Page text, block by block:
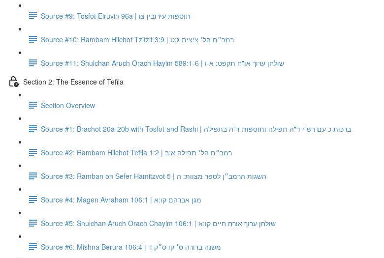
Source #9: Tosfot Eiruvin 96a | תוספות עירובין צו
Source #10: Rambam Hilchot Tzitzit 3:9 | רמב״ם הל׳ ציצית ג:ט
Source #11: Shulchan Aruch Orach Hayim 589:1-6 | שולחן ערוך או"ח תקפט: א-ו
Section 2: The Essence of Tefila
Section Overview
Source #1: Brachot 20a-20b with Tosfot and Rashi | ברכות כ עם רש"י ד"ה תפילה ותוספות ד"ה בתפילה
Source #2: Rambam Hilchot Tefila 1:2 | רמב״ם הל׳ תפילה א:ב
Source #3: Ramban on Sefer Hamitzvot 5 | השגות הרמב״ן לספר מצוות: ה
Source #4: Magen Avraham 106:1 | מגן אברהם קו:א
Source #5: Shulchan Aruch Orach Chayim 106:1 | שולחן ערוך אורח חיים קו:א
Source #6: Mishna Berura 106:4 | משנה ברורה ס׳ קו ס״ק ד